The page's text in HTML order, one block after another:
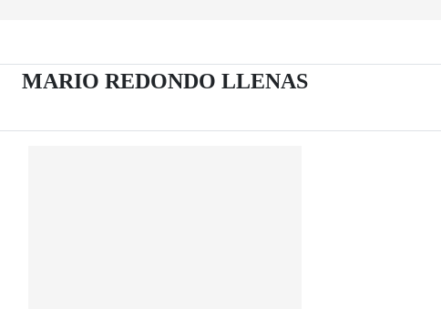
MARIO REDONDO LLENAS- Periódico El